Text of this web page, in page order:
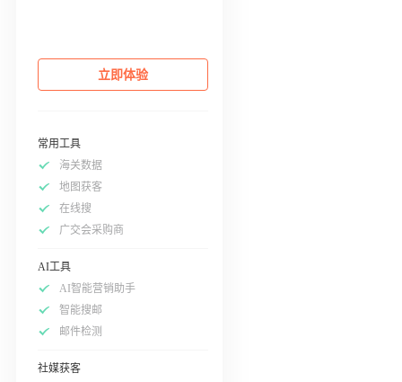
立即体验
常用工具
海关数据
地图获客
在线搜
广交会采购商
AI工具
AI智能营销助手
智能搜邮
邮件检测
社媒获客